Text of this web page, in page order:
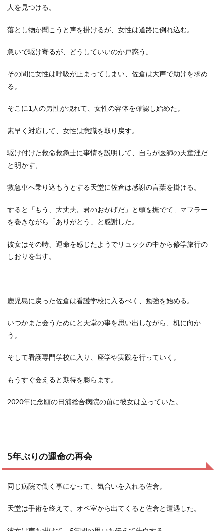
人を見つける。
落とし物か聞こうと声を掛けるが、女性は道路に倒れ込む。
急いで駆け寄るが、どうしていいのか戸惑う。
その間に女性は呼吸が止まってしまい、佐倉は大声で助けを求め
る。
そこに1人の男性が現れて、女性の容体を確認し始めた。
素早く対応して、女性は意識を取り戻す。
駆け付けた救命救急士に事情を説明して、自らが医師の天童浬だ
と明かす。
救急車へ乗り込もうとする天堂に佐倉は感謝の言葉を掛ける。
すると「もう、大丈夫。君のおかげだ」と頭を撫でて、マフラー
を巻きながら「ありがとう」と感謝した。
彼女はその時、運命を感じたようでリュックの中から修学旅行の
しおりを出す。
鹿児島に戻った佐倉は看護学校に入るべく、勉強を始める。
いつかまた会うためにと天堂の事を思い出しながら、机に向か
う。
そして看護専門学校に入り、座学や実践を行っていく。
もうすぐ会えると期待を膨らます。
2020年に念願の日浦総合病院の前に彼女は立っていた。
5年ぶりの運命の再会
同じ病院で働く事になって、気合いを入れる佐倉。
天堂は手術を終えて、オペ室から出てくると佐倉と遭遇した。